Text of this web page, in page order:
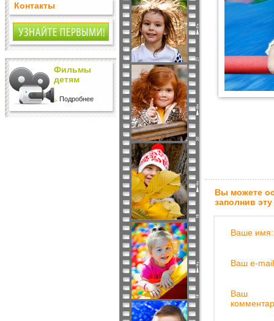
Контакты
Фильмы
детям
Подробнее
Вы можете
заполнив
Ваше имя:
Ваш e-
Ваш